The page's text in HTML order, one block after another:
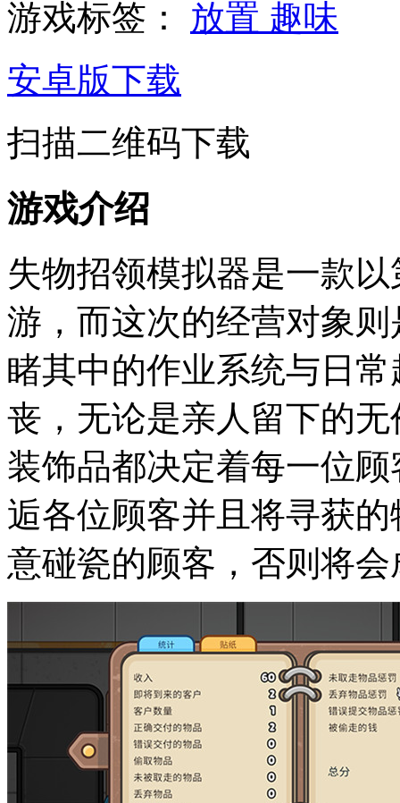
游戏标签： 放置 趣味
安卓版下载
扫描二维码下载
游戏介绍
失物招领模拟器是一款
游，而这次的经营对象
睹其中的作业系统与日
丧，无论是亲人留下的
装饰品都决定着每一位
逅各位顾客并且将寻获
意碰瓷的顾客，否则将